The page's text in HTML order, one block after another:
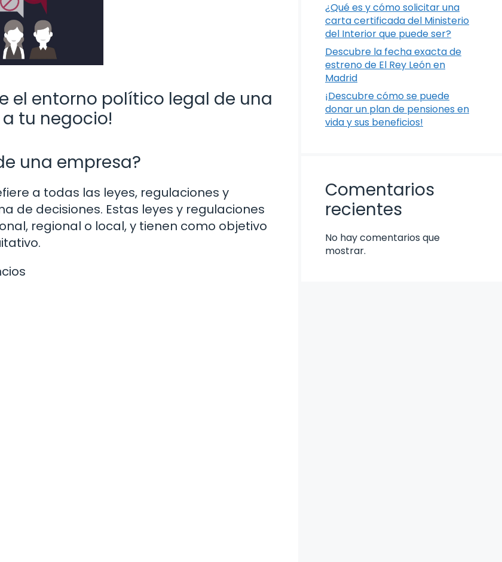
el entorno político legal de una
tu negocio!
una empresa?
a todas las leyes, regulaciones y
de decisiones. Estas leyes y regulaciones
regional o local, y tienen como objetivo
¿Qué es y cómo solicitar una
carta certificada del Ministerio
del Interior que puede ser?
Descubre la fecha exacta de
estreno de El Rey León en
Madrid
¡Descubre cómo se puede
donar un plan de pensiones en
vida y sus beneficios!
Comentarios
recientes
No hay comentarios que
mostrar.